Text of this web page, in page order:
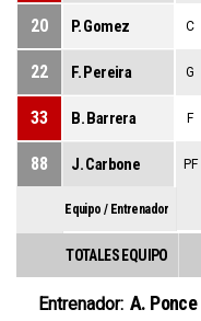
20 P. Gomez C
22 F. Pereira G
33 B. Barrera F
88 J. Carbone PF
Equipo / Entrenador
TOTALES EQUIPO
Entrenador: A. Ponce